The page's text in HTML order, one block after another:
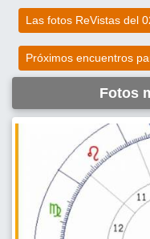
Las fotos ReVistas del
Próximos encuentros
Fotos